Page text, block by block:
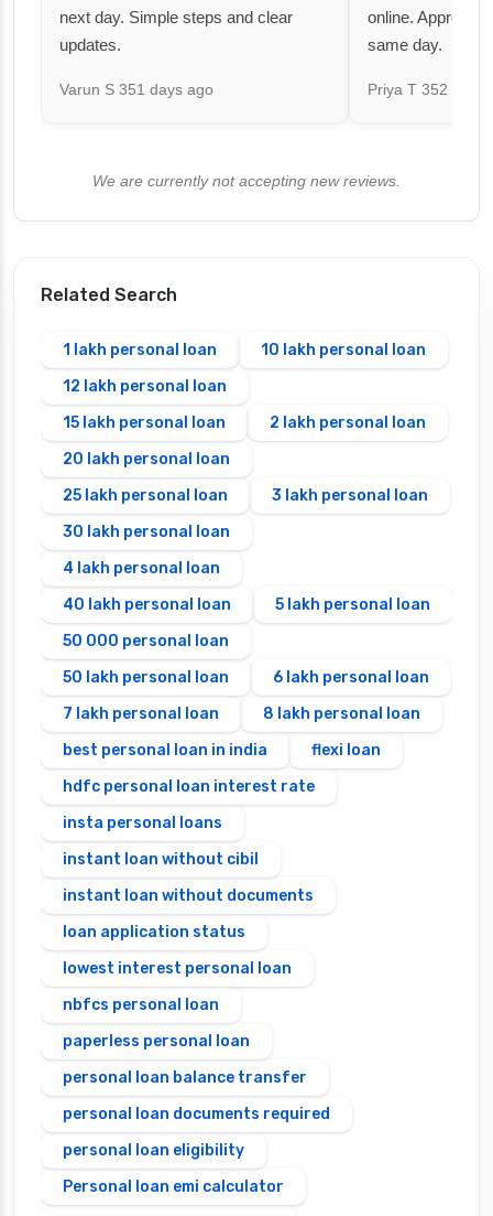
next day. Simple steps and clear
updates.
Varun S 351 days ago
online. Approval
same day.
Priya T 352 days
We are currently not accepting new reviews.
Related Search
1 lakh personal loan
10 lakh personal loan
12 lakh personal loan
15 lakh personal loan
2 lakh personal loan
20 lakh personal loan
25 lakh personal loan
3 lakh personal loan
30 lakh personal loan
4 lakh personal loan
40 lakh personal loan
5 lakh personal loan
50 000 personal loan
50 lakh personal loan
6 lakh personal loan
7 lakh personal loan
8 lakh personal loan
best personal loan in india
flexi loan
hdfc personal loan interest rate
insta personal loans
instant loan without cibil
instant loan without documents
loan application status
lowest interest personal loan
nbfcs personal loan
paperless personal loan
personal loan balance transfer
personal loan documents required
personal loan eligibility
Personal loan emi calculator